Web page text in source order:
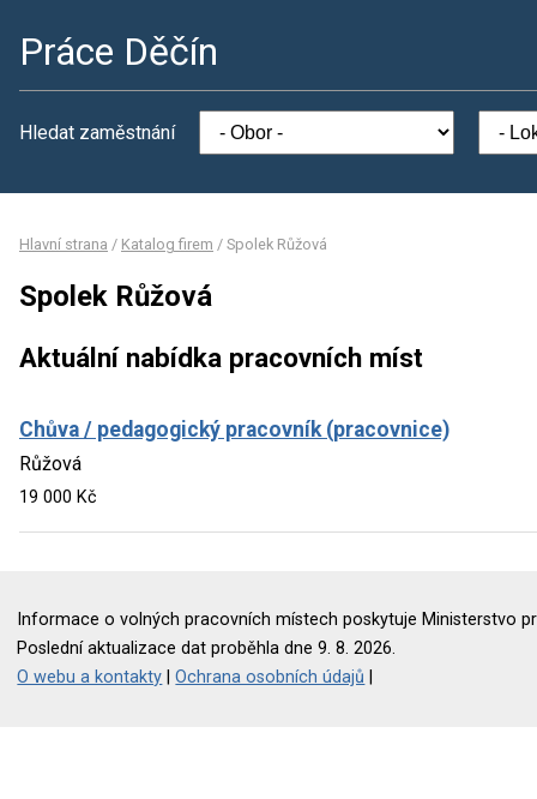
Práce Děčín
Hledat zaměstnání
Hlavní strana / Katalog firem / Spolek Růžová
Spolek Růžová
Aktuální nabídka pracovních míst
Chůva / pedagogický pracovník (pracovnice)
Růžová
19 000 Kč
Informace o volných pracovních místech poskytuje Ministerstvo
Poslední aktualizace dat proběhla dne 9. 8. 2026.
O webu a kontakty |Ochrana osobních údajů